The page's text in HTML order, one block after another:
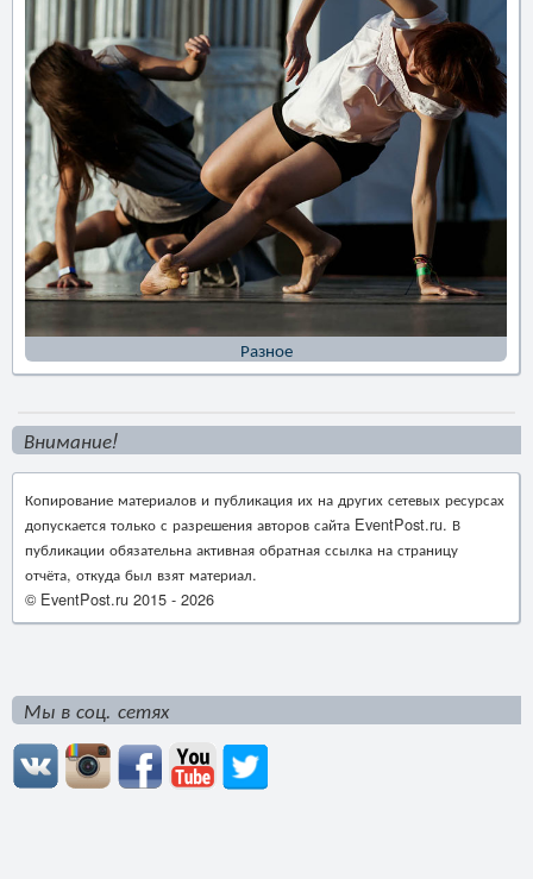
Разное
Внимание!
Копирование материалов и публикация их на других сетевых ресурсах
допускается только с разрешения авторов сайта EventPost.ru. В
публикации обязательна активная обратная ссылка на страницу
отчёта, откуда был взят материал.
© EventPost.ru 2015 - 2026
Мы в соц. сетях